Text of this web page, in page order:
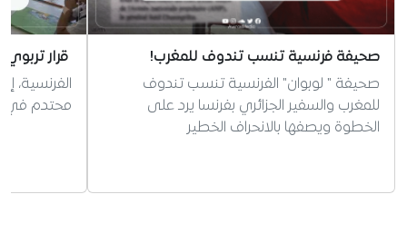
صحيفة فرنسية تنسب تندوف للمغرب!
صحيفة " لوبوان" الفرنسية تنسب تندوف
للمغرب والسفير الجزائري بفرنسا يرد على
الخطوة ويصفها بالانحراف الخطير
قرار
الفرنسية،
محتدم في